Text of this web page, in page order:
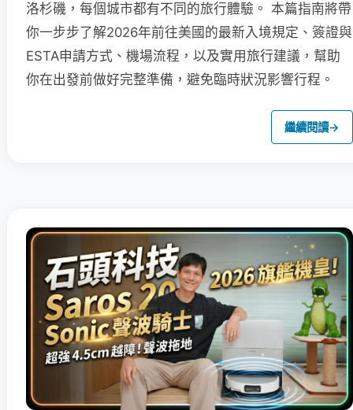
洛杉磯，每個城市都有不同的旅行體驗。 本篇指南將帶
你一步步了解2026年前往美國的最新入境規定、簽證與
ESTA申請方式、機場流程，以及實用旅行建議，幫助
你在出發前做好完整準備，避免臨時狀況影響行程。
繼續閱讀→